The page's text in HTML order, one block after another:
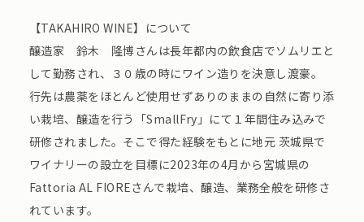
【TAKAHIRO WINE】について
醸造家 鈴木 隆博さんは長年都内の飲食店でソムリエと
して勤務され、３０歳の時にワイン造りを決意し渡豪。
行先は農薬をほとんど使用せずありのままの自然に寄り添
い栽培、醸造を行う「SmallFry」にて１年間住み込みで
研修されました。そこで得た経験をもとに地元 茨城県で
ワイナリーの設立を目標に2023年の4月から宮城県の
Fattoria AL FIOREさんで栽培、醸造、業務全般を研修さ
れています。